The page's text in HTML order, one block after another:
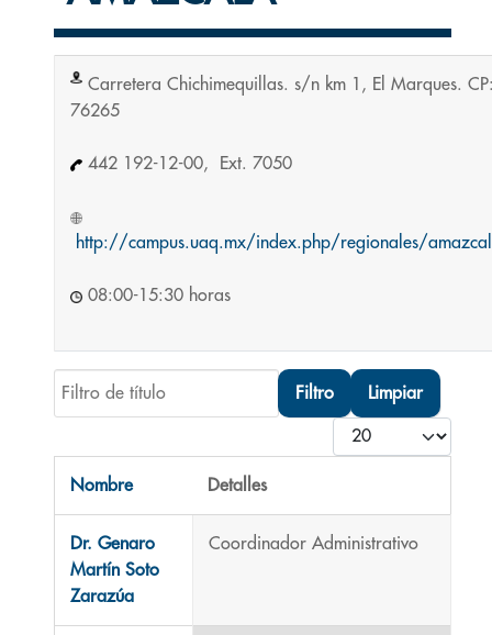
Carretera Chichimequillas. s/n km 1, El Marques.
76265
442 192-12-00, Ext. 7050
http://campus.uaq.mx/index.php/regionales/
08:00-15:30 horas
Filtro de título
Filtro Limpiar
Cantidad
Nombre Detalles
Dr. Genaro
Martín Soto
Zarazúa
Coordinador Administrativo